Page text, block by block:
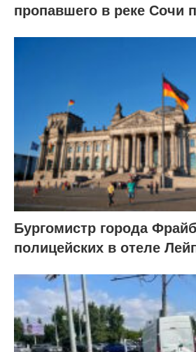
пропавшего в реке Сочи
Бургомистр города
полицейских в отеле